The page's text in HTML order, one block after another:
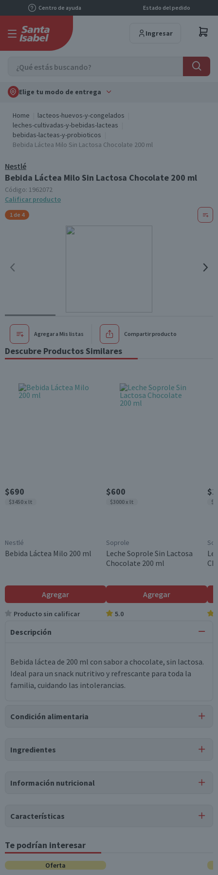
Centro de ayuda Estado del pedido
Ingresar
Elige tu modo de entrega
Home
lacteos-huevos-y-congelados
leches-cultivadas-y-bebidas-lacteas
bebidas-lacteas-y-probioticos
Bebida Láctea Milo Sin Lactosa Chocolate 200 ml
Nestlé
Bebida Láctea Milo Sin Lactosa Chocolate 200 ml
Código: 1962072
Calificar producto
1 de 4
Agregar a Mis listas Compartir producto
Descubre Productos Similares
$690
$3450 x lt
Nestlé
Bebida Láctea Milo 200 ml
Agregar
Producto sin calificar
$600
$3000 x lt
Soprole
Leche Soprole Sin Lactosa
Chocolate 200 ml
Agregar
5.0
Descripción
Bebida láctea de 200 ml con sabor a chocolate, sin lactosa.
Ideal para un snack nutritivo y refrescante para toda la
familia, cuidando las intolerancias.
Condición alimentaria
Ingredientes
(fosfato dicálcico), regulador de acidez (fosfato trisódico),
b12, saborizantes naturales, enzima lactasa, edulcorante
(sucralosa), edulcorante (estevia), fumarato ferroso.
Información nutricional
Tabla nutricional
medios
Características
Tipo de Producto
Bebida Láctea
Pack-Unitario
Te podrían interesar
Oferta